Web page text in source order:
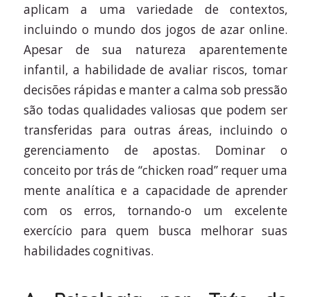
aplicam a uma variedade de contextos,
incluindo o mundo dos jogos de azar online.
Apesar de sua natureza aparentemente
infantil, a habilidade de avaliar riscos, tomar
decisões rápidas e manter a calma sob pressão
são todas qualidades valiosas que podem ser
transferidas para outras áreas, incluindo o
gerenciamento de apostas. Dominar o
conceito por trás de “chicken road” requer uma
mente analítica e a capacidade de aprender
com os erros, tornando-o um excelente
exercício para quem busca melhorar suas
habilidades cognitivas.